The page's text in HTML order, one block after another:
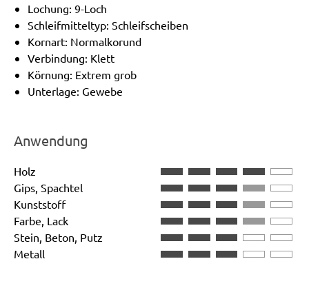
Lochung: 9-Loch
Schleifmitteltyp: Schleifscheiben
Kornart: Normalkorund
Verbindung: Klett
Körnung: Extrem grob
Unterlage: Gewebe
Anwendung
Holz
Gips, Spachtel
Kunststoff
Farbe, Lack
Stein, Beton, Putz
Metall